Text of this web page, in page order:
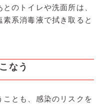
のトイレや洗面所は、
系消毒液で拭き取ると
なう
とも、感染のリスクを